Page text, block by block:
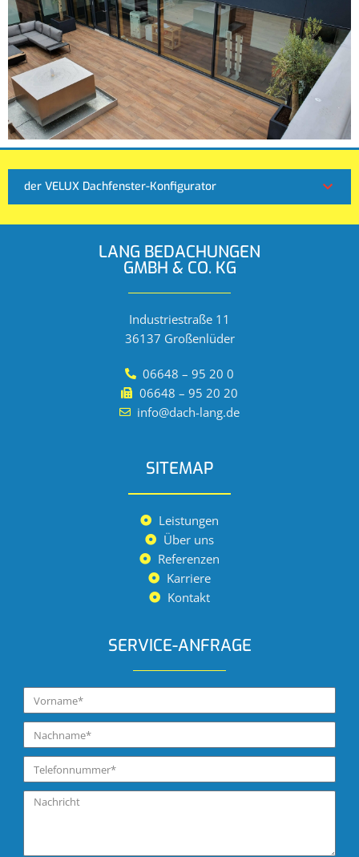
der VELUX Dachfenster-Konfigurator
LANG BEDACHUNGEN
GMBH & CO. KG
Industriestraße 11
36137 Großenlüder
06648 – 95 20 0
06648 – 95 20 20
info@dach-lang.de
SITEMAP
Leistungen
Über uns
Referenzen
Karriere
Kontakt
SERVICE-ANFRAGE